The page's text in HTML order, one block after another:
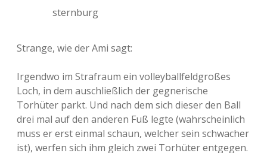
sternburg
Strange, wie der Ami sagt:
Irgendwo im Strafraum ein volleyballfeldgroßes
Loch, in dem auschließlich der gegnerische
Torhüter parkt. Und nach dem sich dieser den Ball
drei mal auf den anderen Fuß legte (wahrscheinlich
muss er erst einmal schaun, welcher sein schwacher
ist), werfen sich ihm gleich zwei Torhüter entgegen.